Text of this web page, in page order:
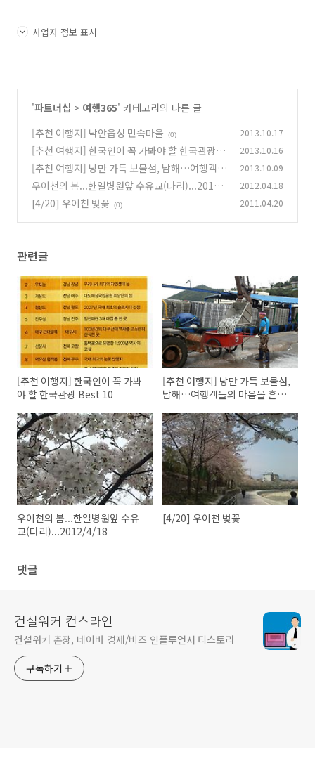
사업자 정보 표시
'파트너십 > 여행365' 카테고리의 다른 글
[추천 여행지] 낙안읍성 민속마을
(0) 2013.10.17
[추천 여행지] 한국인이 꼭 가봐야 할 한국관광 B
est 10
(0)
2013.10.16
[추천 여행지] 낭만 가득 보물섬, 남해…여행객들
의 마음을 흔든다 (0)
2013.10.09
우이천의 봄...한일병원앞 수유교(다리)...2012/
4/18 (0)
2012.04.18
[4/20] 우이천 벚꽃 (0) 2011.04.20
관련글
[추천 여행지] 한국인이 꼭 가봐
야 할 한국관광 Best 10
[추천 여행지] 낭만 가득 보물섬,
남해…여행객들의 마음을 흔든
우이천의 봄...한일병원앞 수유
교(다리)...2012/4/18
[4/20] 우이천 벚꽃
댓글
건설워커 컨스라인
건설워커 촌장, 네이버 경제/비즈 인플루언서 티스토리
구독하기